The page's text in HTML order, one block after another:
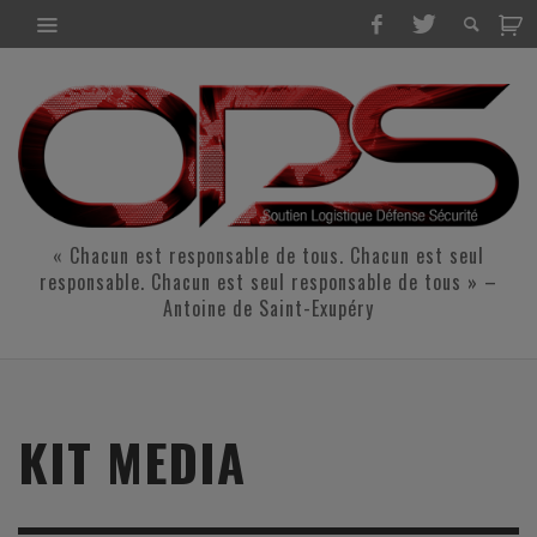
« Chacun est responsable de tous. Chacun est seul
responsable. Chacun est seul responsable de tous » –
Antoine de Saint-Exupéry
KIT MEDIA